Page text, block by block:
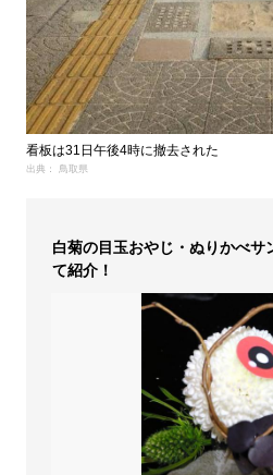
看板は31日午後4時に撤去された
出典： 鳥取県
白菊の目玉おやじ・ぬりかべ
て紹介！